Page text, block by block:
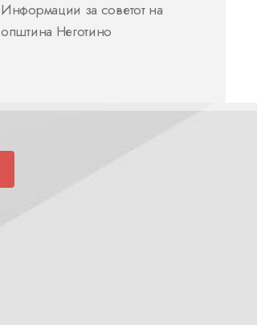
Информации за советот на
општина Неготино